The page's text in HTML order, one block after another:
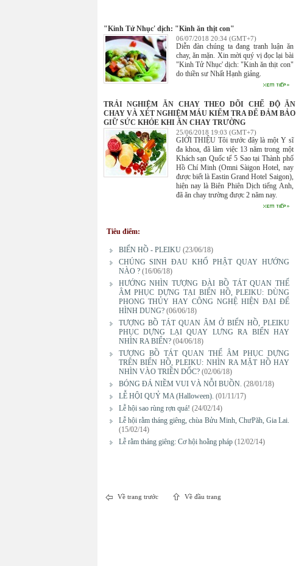
"Kinh Tử Nhục' dịch: "Kinh ăn thịt con"
06/07/2018 20:34 (GMT+7)
Diễn đàn chúng ta đang tranh luận ăn
chay, ăn mặn. Xin mời quý vị đọc lại bài
"Kinh Tử Nhục' dịch: "Kinh ăn thịt con"
do thiền sư Nhất Hạnh giảng.
TRẢI NGHIỆM ĂN CHAY THEO DÕI CHẾ ĐỘ ĂN
CHAY VÀ XÉT NGHIỆM MÁU KIỂM TRA ĐỂ ĐẢM BẢO
GIỮ SỨC KHỎE KHI ĂN CHAY TRƯỜNG
25/06/2018 19:03 (GMT+7)
GIỚI THIỆU Tôi trước đây là một Y sĩ
đa khoa, đã làm việc 13 năm trong một
Khách sạn Quốc tế 5 Sao tại Thành phố
Hồ Chí Minh (Omni Sàigon Hotel, nay
được biết là Eastin Grand Hotel Saigon),
hiện nay là Biên Phiên Dịch tiếng Anh,
đã ăn chay trường được 2 năm nay.
Tiêu điểm:
BIỂN HỒ - PLEIKU (23/06/18)
CHÚNG SINH ĐAU KHỔ PHẬT QUAY HƯỚNG
NÀO ? (16/06/18)
HƯỚNG NHÌN TƯỢNG ĐÀI BỒ TÁT QUAN THẾ
ÂM PHỤC DỰNG TẠI BIỂN HỒ, PLEIKU: DÙNG
PHONG THỦY HAY CÔNG NGHỆ HIỆN ĐẠI ĐỂ
HÌNH DUNG? (06/06/18)
TƯỢNG BỒ TÁT QUAN ÂM Ở BIỂN HỒ, PLEIKU
PHỤC DỰNG LẠI QUAY LƯNG RA BIỂN HAY
NHÌN RA BIỂN? (04/06/18)
TƯỢNG BỒ TÁT QUAN THẾ ÂM PHỤC DỰNG
TRÊN BIỂN HỒ, PLEIKU: NHÌN RA MẶT HỒ HAY
NHÌN VÀO TRIỀN DỐC? (02/06/18)
BÓNG ĐÁ NIỀM VUI VÀ NỖI BUỒN. (28/01/18)
LỄ HỘI QUỶ MA (Halloween). (01/11/17)
Lễ hội sao rùng rợn quá! (24/02/14)
Lễ hội rằm tháng giêng, chùa Bửu Minh, ChưPăh, Gia Lai.
(15/02/14)
Lễ rằm tháng giêng: Cơ hội hoằng pháp (12/02/14)
Về trang trước Về đầu trang